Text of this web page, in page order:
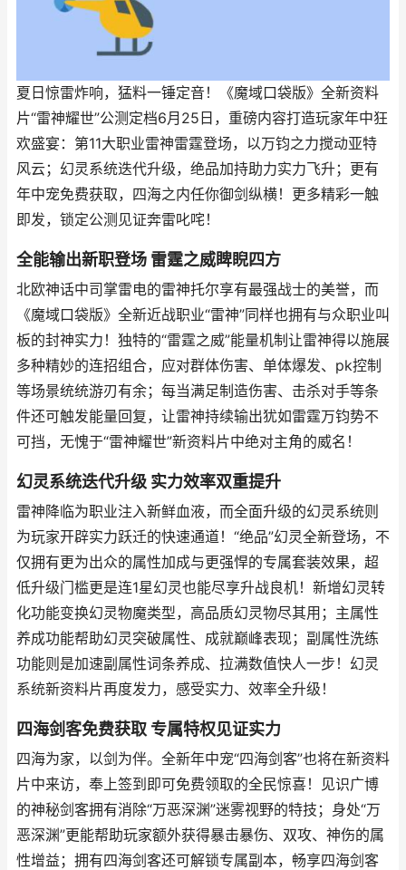
夏日惊雷炸响，猛料一锤定音！《魔域口袋版》全新资料
片“雷神耀世”公测定档6月25日，重磅内容打造玩家年中狂
欢盛宴：第11大职业雷神雷霆登场，以万钧之力搅动亚特
风云；幻灵系统迭代升级，绝品加持助力实力飞升；更有
年中宠免费获取，四海之内任你御剑纵横！更多精彩一触
即发，锁定公测见证奔雷叱咤！
全能输出新职登场 雷霆之威睥睨四方
北欧神话中司掌雷电的雷神托尔享有最强战士的美誉，而
《魔域口袋版》全新近战职业“雷神”同样也拥有与众职业叫
板的封神实力！独特的“雷霆之威”能量机制让雷神得以施展
多种精妙的连招组合，应对群体伤害、单体爆发、pk控制
等场景统统游刃有余；每当满足制造伤害、击杀对手等条
件还可触发能量回复，让雷神持续输出犹如雷霆万钧势不
可挡，无愧于“雷神耀世”新资料片中绝对主角的威名！
幻灵系统迭代升级 实力效率双重提升
雷神降临为职业注入新鲜血液，而全面升级的幻灵系统则
为玩家开辟实力跃迁的快速通道！“绝品”幻灵全新登场，不
仅拥有更为出众的属性加成与更强悍的专属套装效果，超
低升级门槛更是连1星幻灵也能尽享升战良机！新增幻灵转
化功能变换幻灵物魔类型，高品质幻灵物尽其用；主属性
养成功能帮助幻灵突破属性、成就巅峰表现；副属性洗练
功能则是加速副属性词条养成、拉满数值快人一步！幻灵
系统新资料片再度发力，感受实力、效率全升级！
四海剑客免费获取 专属特权见证实力
四海为家，以剑为伴。全新年中宠“四海剑客”也将在新资料
片中来访，奉上签到即可免费领取的全民惊喜！见识广博
的神秘剑客拥有消除“万恶深渊”迷雾视野的特技；身处“万
恶深渊”更能帮助玩家额外获得暴击暴伤、双攻、神伤的属
性增益；拥有四海剑客还可解锁专属副本，畅享四海剑客